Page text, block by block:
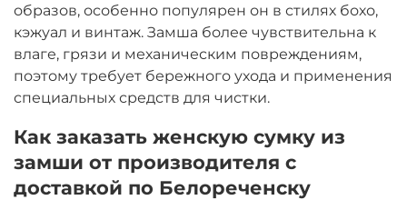
образов, особенно популярен он в стилях бохо,
кэжуал и винтаж. Замша более чувствительна к
влаге, грязи и механическим повреждениям,
поэтому требует бережного ухода и применения
специальных средств для чистки.
Как заказать женскую сумку из
замши от производителя с
доставкой по Белореченску